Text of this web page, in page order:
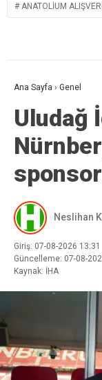
ANATOLIUM
Ana Sayfa › Genel
Uludağ
Neslihan
Giriş: 07-08-2026 13:31
Güncelleme: 07-
Kaynak: İHA